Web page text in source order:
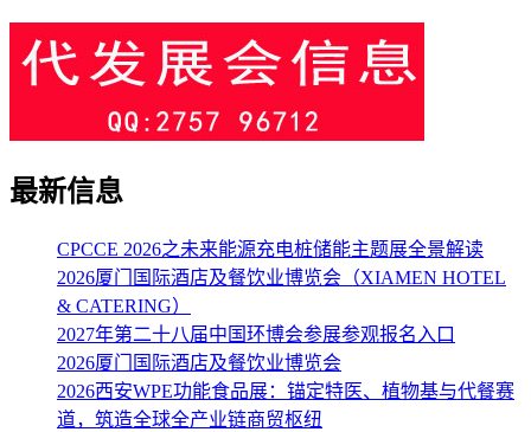
最新信息
CPCCE 2026之未来能源充电桩储能主题展全景解读
2026厦门国际酒店及餐饮业博览会（XIAMEN HOTEL
& CATERING）
2027年第二十八届中国环博会参展参观报名入口
2026厦门国际酒店及餐饮业博览会
2026西安WPE功能食品展：锚定特医、植物基与代餐赛
道，筑造全球全产业链商贸枢纽